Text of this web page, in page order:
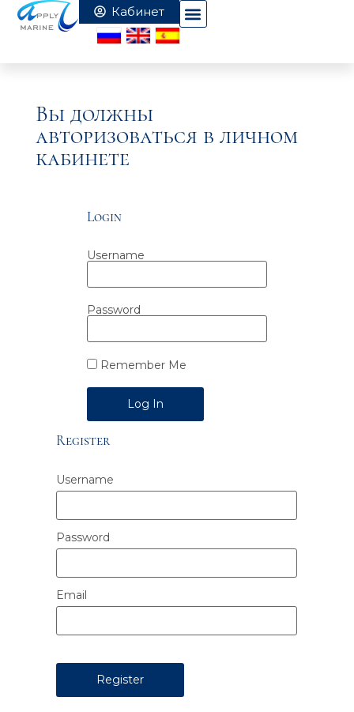
Вы должны
авторизоваться в личном
кабинете
Login
Username
Password
Remember Me
Alternative:
Register
Username
Password
Email